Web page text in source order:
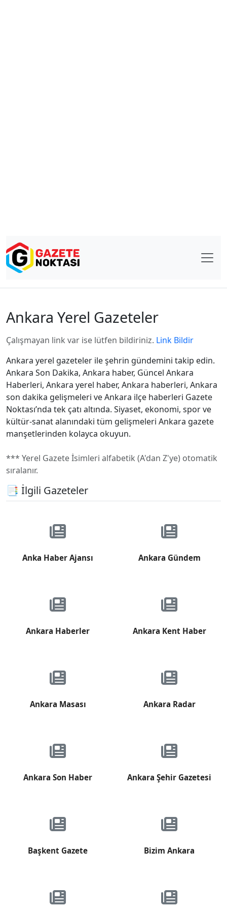
Ankara Yerel Gazeteler
Çalışmayan link var ise lütfen bildiriniz. Link Bildir
Ankara yerel gazeteler ile şehrin gündemini takip edin.
Ankara Son Dakika, Ankara haber, Güncel Ankara
Haberleri, Ankara yerel haber, Ankara haberleri, Ankara
son dakika gelişmeleri ve Ankara ilçe haberleri Gazete
Noktası’nda tek çatı altında. Siyaset, ekonomi, spor ve
kültür-sanat alanındaki tüm gelişmeleri Ankara gazete
manşetlerinden kolayca okuyun.
*** Yerel Gazete İsimleri alfabetik (A'dan Z'ye) otomatik
sıralanır.
📑 İlgili Gazeteler
Anka Haber Ajansı Ankara Gündem
Ankara Haberler Ankara Kent Haber
Ankara Masası Ankara Radar
Ankara Son Haber Ankara Şehir Gazetesi
Başkent Gazete Bizim Ankara